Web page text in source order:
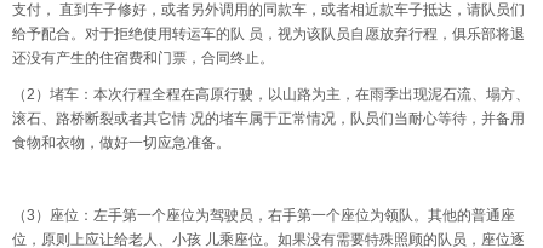
支付， 直到车子修好，或者另外调用的同款车，或者相近款车子抵达，请队员们
给予配合。对于拒绝使用转运车的队 员，视为该队员自愿放弃行程，俱乐部将退
还没有产生的住宿费和门票，合同终止。
（2）堵车：本次行程全程在高原行驶，以山路为主，在雨季出现泥石流、塌方、
滚石、路桥断裂或者其它情 况的堵车属于正常情况，队员们当耐心等待，并备用
食物和衣物，做好一切应急准备。
（3）座位：左手第一个座位为驾驶员，右手第一个座位为领队。其他的普通座
位，原则上应让给老人、小孩 儿乘座位。如果没有需要特殊照顾的队员，座位逐